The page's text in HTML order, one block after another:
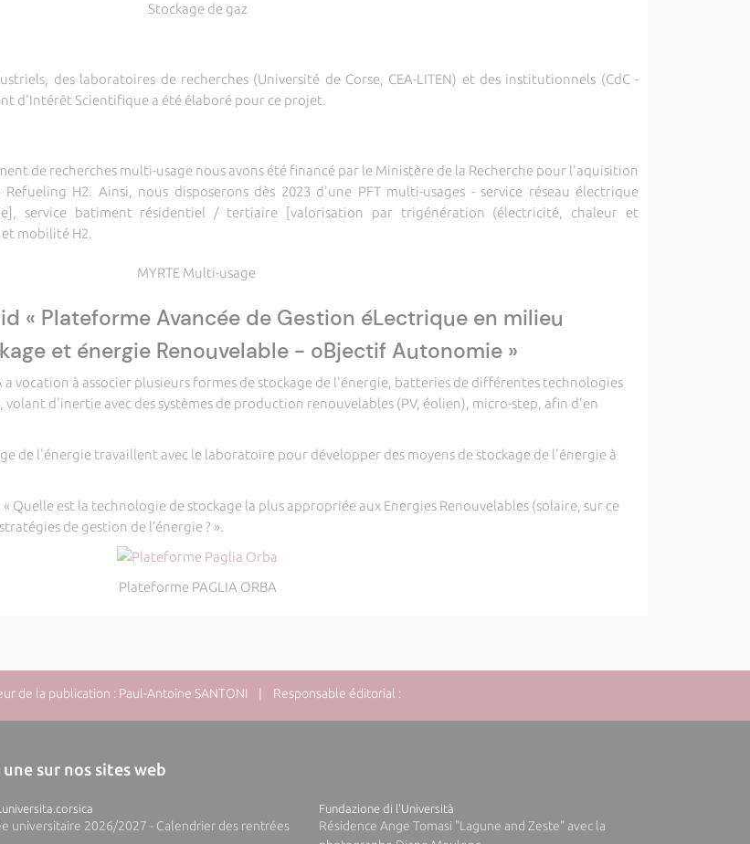
Stockage de gaz
des laboratoires de recherches (Université de Corse, CEA-LITEN) et des institutionnels (CdC -
d'Intérêt Scientifique a été élaboré pour ce projet.
de recherches multi-usage nous avons été financé par le Ministère de la Recherche pour l'aquisition
H2. Ainsi, nous disposerons dès 2023 d'une PFT multi-usages - service réseau électrique
service batiment résidentiel / tertiaire [valorisation par trigénération (électricité, chaleur et
mobilité H2.
MYRTE Multi-usage
« Plateforme Avancée de Gestion éLectrique en milieu
et énergie Renouvelable - oBjectif Autonomie »
a vocation à associer plusieurs formes de stockage de l'énergie, batteries de différentes technologies
volant d'inertie avec des systèmes de production renouvelables (PV, éolien), micro-step, afin d'en
de l'énergie travaillent avec le laboratoire pour développer des moyens de stockage de l'énergie à
Quelle est la technologie de stockage la plus appropriée aux Energies Renouvelables (solaire, sur ce
de gestion de l’énergie ? ».
Plateforme PAGLIA ORBA
de la publication : Paul-Antoine SANTONI | Responsable éditorial :
une sur nos sites web
universitaire 2026/2027 - Calendrier des rentrées
Fundazione di l'Università
Résidence Ange Tomasi "Lagune and Zeste" avec la